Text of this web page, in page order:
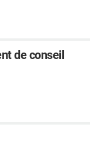
de conseil